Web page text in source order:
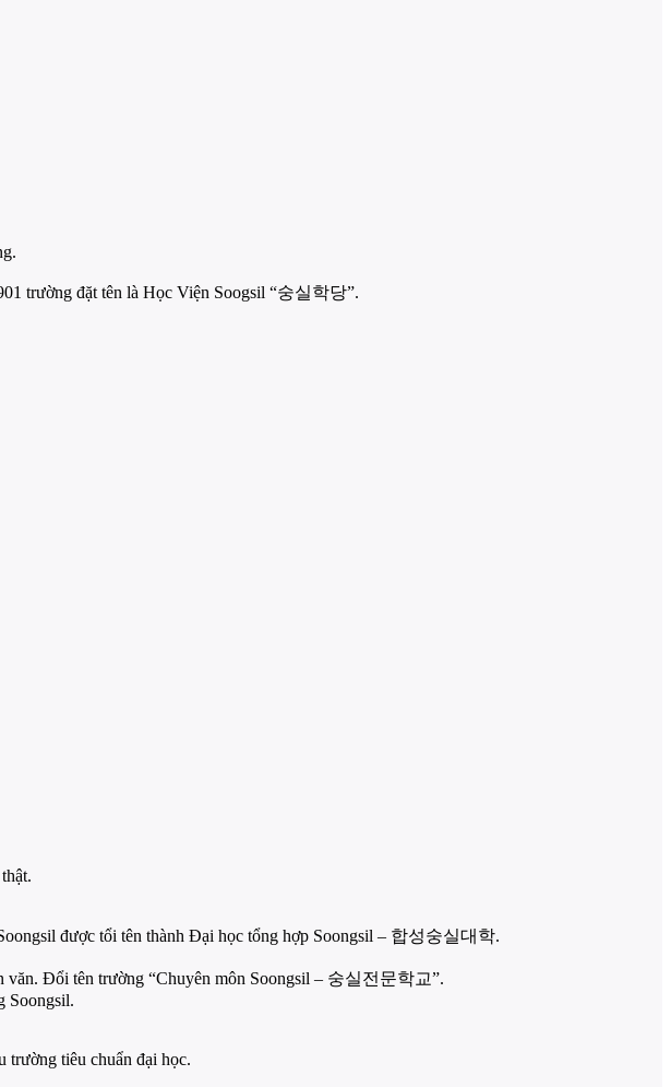
trường đặt tên là Học Viện Soogsil “숭실학당”.
được tổi tên thành Đại học tổng hợp Soongsil – 합성숭실대학.
văn. Đổi tên trường “Chuyên môn Soongsil – 숭실전문학교”.
Soongsil.
tiêu chuẩn đại học.